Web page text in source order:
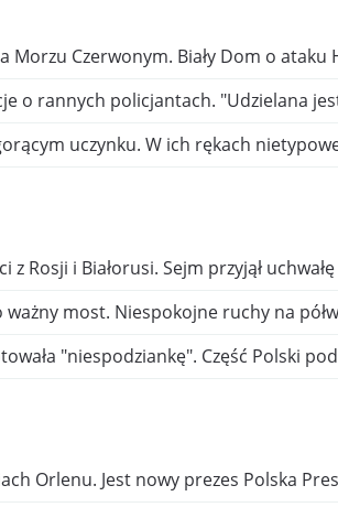
Morzu Czerwonym. Biały Dom o ataku
o rannych policjantach. "Udzielana
uczynku. W ich rękach
z Rosji i Białorusi. Sejm przyjął uchwałę
ważny most. Niespokojne ruchy na
"niespodziankę". Część Polski
Orlenu. Jest nowy prezes Polska